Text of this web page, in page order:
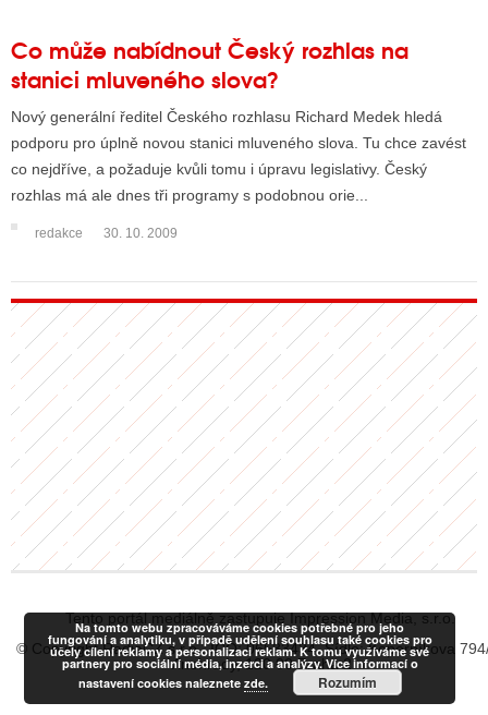
Co může nabídnout Český rozhlas na
stanici mluveného slova?
Nový generální ředitel Českého rozhlasu Richard Medek hledá
podporu pro úplně novou stanici mluveného slova. Tu chce zavést
co nejdříve, a požaduje kvůli tomu i úpravu legislativy. Český
rozhlas má ale dnes tři programy s podobnou orie...
redakce 30. 10. 2009
Tento portál mediálně zastupuje Impression Media, s.r.o.
© Copyright RadiaCZ s.r.o., IČO: 06533434, Sídlo: Koperníkova
Vinohrady, 120 00 Praha 2
Na tomto webu zpracováváme cookies potřebné pro jeho
fungování a analytiku, v případě udělení souhlasu také cookies pro
účely cílení reklamy a personalizaci reklam. K tomu využíváme své
partnery pro sociální média, inzerci a analýzy. Více informací o
nastavení cookies naleznete zde. Rozumím